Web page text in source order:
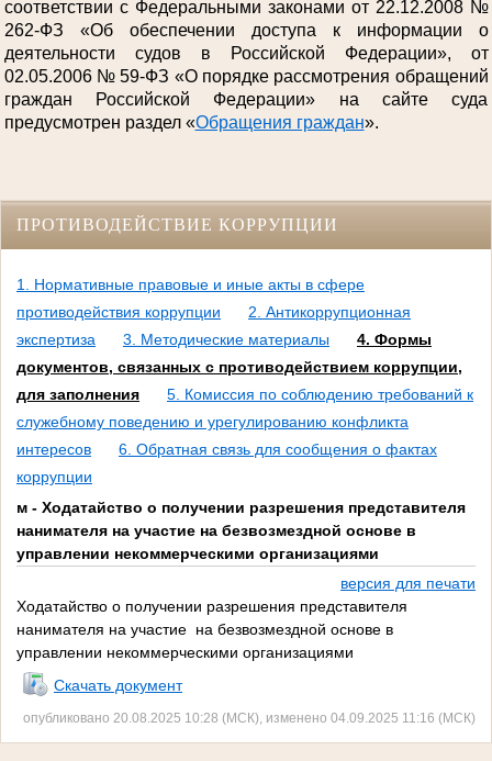
соответствии с Федеральными законами от 22.12.2008 №
262-ФЗ «Об обеспечении доступа к информации о
деятельности судов в Российской Федерации», от
02.05.2006 № 59-ФЗ «О порядке рассмотрения обращений
граждан Российской Федерации» на сайте суда
предусмотрен раздел «Обращения граждан».
ПРОТИВОДЕЙСТВИЕ КОРРУПЦИИ
1. Нормативные правовые и иные акты в сфере
противодействия коррупции
2. Антикоррупционная
экспертиза
3. Методические материалы
4. Формы
документов, связанных с противодействием коррупции,
для заполнения
5. Комиссия по соблюдению требований к
служебному поведению и урегулированию конфликта
интересов
6. Обратная связь для сообщения о фактах
коррупции
м - Ходатайство о получении разрешения представителя
нанимателя на участие на безвозмездной основе в
управлении некоммерческими организациями
версия для печати
Ходатайство о получении разрешения представителя
нанимателя на участие на безвозмездной основе в
управлении некоммерческими организациями
Скачать документ
опубликовано 20.08.2025 10:28 (МСК), изменено 04.09.2025 11:16 (МСК)